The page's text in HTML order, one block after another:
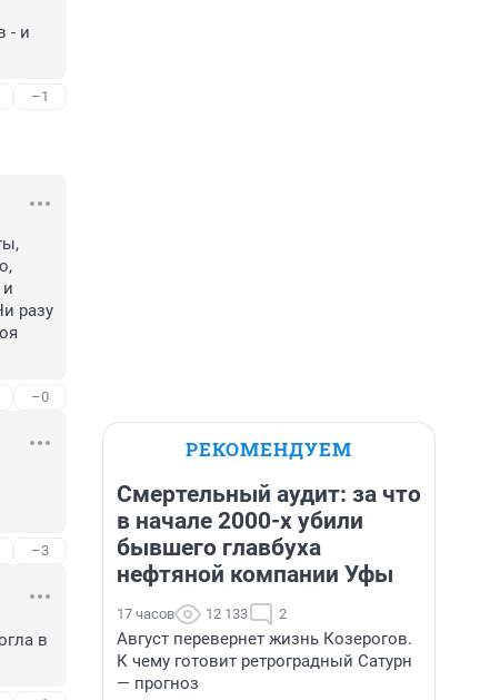
- и
–1
разу
–0
–3
в
РЕКОМЕНДУЕМ
Смертельный аудит: за что
в начале 2000-х убили
бывшего главбуха
нефтяной компании Уфы
17 часов 12 133 2
Август перевернет жизнь Козерогов.
К чему готовит ретроградный Сатурн
— прогноз